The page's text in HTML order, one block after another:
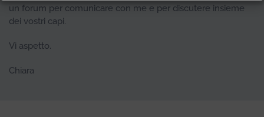
un forum per comunicare con me e per discutere insieme
dei vostri capi.
Vi aspetto.
Chiara